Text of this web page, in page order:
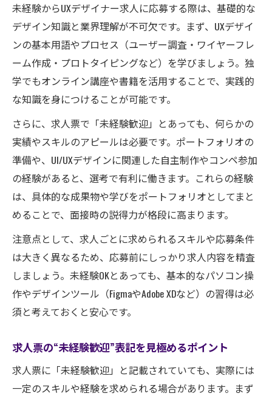
未経験からUXデザイナー求人に応募する際は、基礎的な
デザイン知識と業界理解が不可欠です。まず、UXデザイ
ンの基本用語やプロセス（ユーザー調査・ワイヤーフレ
ーム作成・プロトタイピングなど）を学びましょう。独
学でもオンライン講座や書籍を活用することで、実践的
な知識を身につけることが可能です。
さらに、求人票で「未経験歓迎」とあっても、何らかの
実績やスキルのアピールは必要です。ポートフォリオの
準備や、UI/UXデザインに関連した自主制作やコンペ参加
の経験があると、選考で有利に働きます。これらの経験
は、具体的な成果物や学びをポートフォリオとしてまと
めることで、面接時の説得力が格段に高まります。
注意点として、求人ごとに求められるスキルや応募条件
は大きく異なるため、応募前にしっかり求人内容を精査
しましょう。未経験OKとあっても、基本的なパソコン操
作やデザインツール（FigmaやAdobe XDなど）の習得は必
須と考えておくと安心です。
求人票の“未経験歓迎”表記を見極めるポイント
求人票に「未経験歓迎」と記載されていても、実際には
一定のスキルや経験を求められる場合があります。まず